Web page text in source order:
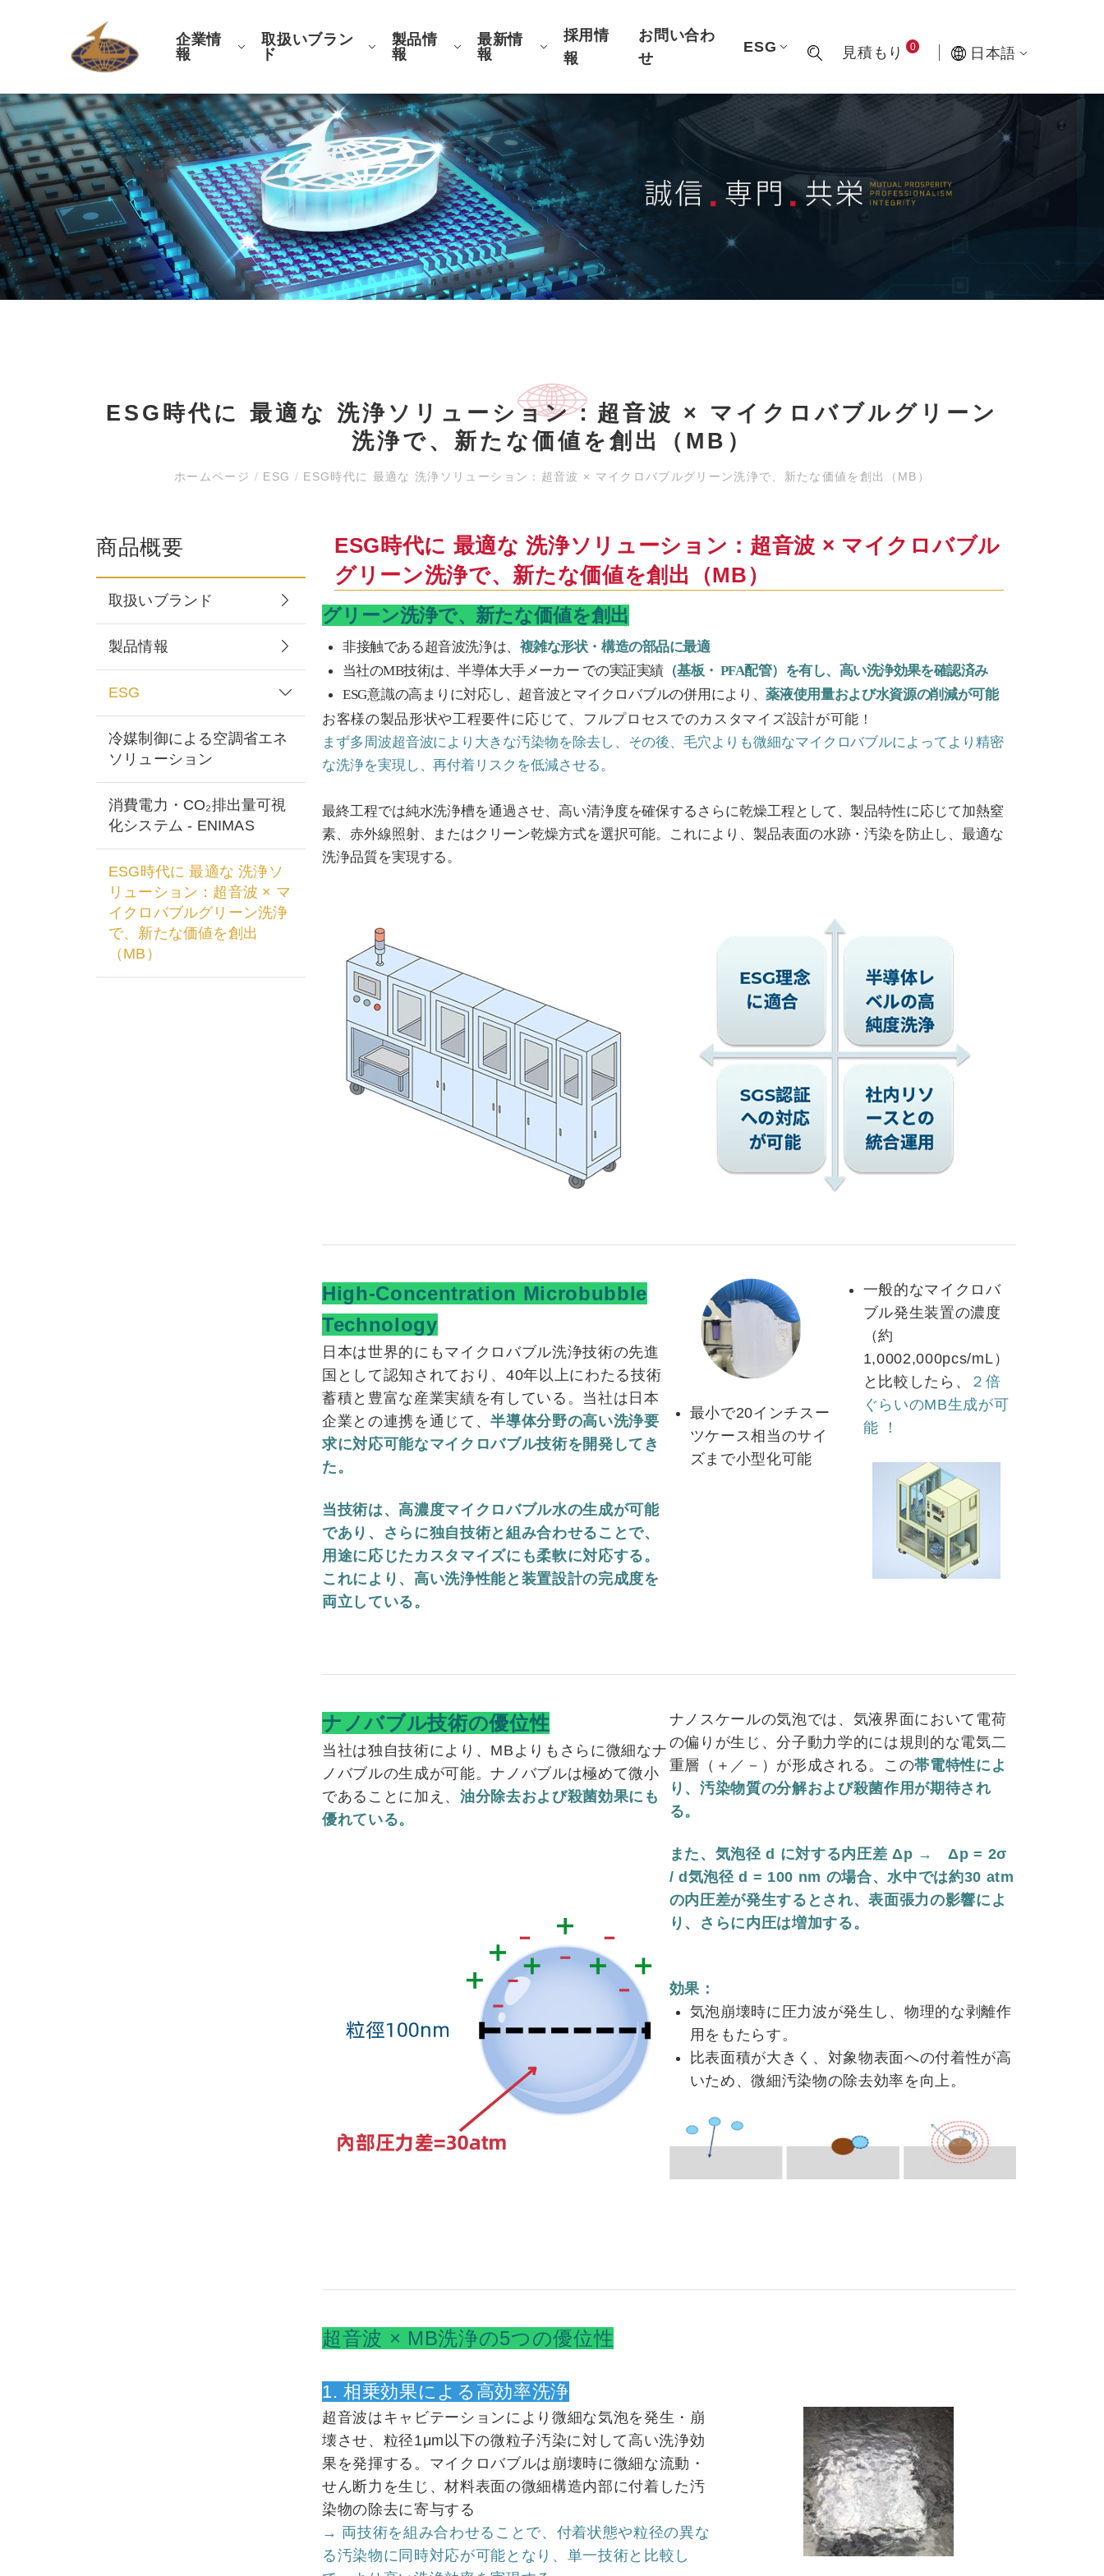
企業情
報
取扱いブラン
ド
製品情
報
最新情
報
採用情
報
お問い合わ
せ
ESG 見積もり 0 日本語
ESG時代に 最適な 洗浄ソリューション：超⾳波 × マイクロバブルグリーン
洗浄で、新たな価値を創出（MB）
ホームページ / ESG / ESG時代に 最適な 洗浄ソリューション：超⾳波 × マイクロバブルグリーン洗浄で、新たな価値を創出（MB）
商品概要
取扱いブランド
製品情報
ESG
冷媒制御による空調省エネ
ソリューション
消費電⼒・CO₂排出量可視
化システム - ENIMAS
ESG時代に 最適な 洗浄ソ
リューション：超⾳波 × マ
イクロバブルグリーン洗浄
で、新たな価値を創出
（MB）
ESG時代に 最適な 洗浄ソリューション：超⾳波 × マイクロバブル
グリーン洗浄で、新たな価値を創出（MB）
グリーン洗浄で、新たな価値を創出
非接触である超音波洗浄は、 複雑な形状・構造の部品に最適
当社のMB技術は、半導体大手メーカー での実証実績（基板・ PFA配管）を有し、高い洗浄効果を確認済み
ESG意識の高まりに対応し、超音波とマイクロバブルの併用により、薬液使用量および水資源の削減が可能
お客様の製品形状や工程要件に応じて、フルプロセスでのカスタマイズ設計が可能 !
まず多周波超音波により大きな汚染物を除去し、その後、毛穴よりも微細なマイクロバブルによってより精密
な洗浄を実現し、再付着リスクを低減させる。
最終工程では純水洗浄槽を通過させ、高い清浄度を確保するさらに乾燥工程として、製品特性に応じて加熱窒
素、赤外線照射、またはクリーン乾燥方式を選択可能。これにより、製品表面の水跡・汚染を防止し、最適な
洗浄品質を実現する。
High-Concentration Microbubble
Technology
日本は世界的にもマイクロバブル洗浄技術の先進
国として認知されており、40年以上にわたる技術
蓄積と豊富な産業実績を有している。当社は日本
企業との連携を通じて、半導体分野の高い洗浄要
求に対応可能なマイクロバブル技術を開発してき
た。
当技術は、高濃度マイクロバブル水の生成が可能
であり、さらに独自技術と組み合わせることで、
用途に応じたカスタマイズにも柔軟に対応する。
これにより、高い洗浄性能と装置設計の完成度を
両立している。
最小で20インチスー
ツケース相当のサイ
ズまで小型化可能
一般的なマイクロバ
ブル発生装置の濃度
（約
1,0002,000pcs/mL）
と比較したら、
２倍
ぐらいのMB生成が可
能 ！
ナノバブル技術の優位性
当社は独自技術により、MBよりもさらに微細なナ
ノバブルの生成が可能。ナノバブルは極めて微小
であることに加え、油分除去および殺菌効果にも
優れている。
ナノスケールの気泡では、気液界面において電荷
の偏りが生じ、分子動力学的には規則的な電気二
重層（＋／－）が形成される。この帯電特性によ
り、汚染物質の分解および殺菌作用が期待され
る。
また、気泡径 d に対する内圧差 Δp → Δp = 2σ
/ d気泡径 d = 100 nm の場合、水中では約30 atm
の内圧差が発生するとされ、表面張力の影響によ
り、さらに内圧は増加する。
効果：
気泡崩壊時に圧力波が発生し、物理的な剥離作
用をもたらす。
比表面積が大きく、対象物表面への付着性が高
いため、微細汚染物の除去効率を向上。
超音波 × MB洗浄の5つの優位性
1. 相乗効果による高効率洗浄
超音波はキャビテーションにより微細な気泡を発生・崩
壊させ、粒径1μm以下の微粒子汚染に対して高い洗浄効
果を発揮する。マイクロバブルは崩壊時に微細な流動・
せん断力を生じ、材料表面の微細構造内部に付着した汚
染物の除去に寄与する
→ 両技術を組み合わせることで、付着状態や粒径の異な
る汚染物に同時対応が可能となり、単一技術と比較し